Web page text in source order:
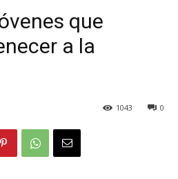
que
a la
0
1043